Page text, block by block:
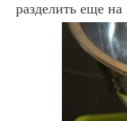
разделить еще